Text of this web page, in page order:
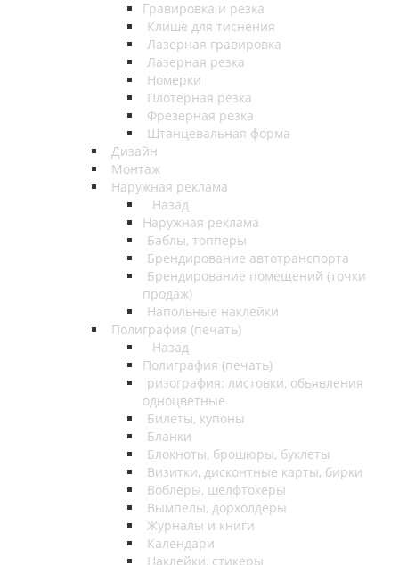
Гравировка и резка
Клише для тиснения
Лазерная гравировка
Лазерная резка
Номерки
Плотерная резка
Фрезерная резка
Штанцевальная форма
Дизайн
Монтаж
Наружная реклама
Назад
Наружная реклама
Баблы, топперы
Брендирование автотранспорта
Брендирование помещений (точки
продаж)
Напольные наклейки
Полиграфия (печать)
Назад
Полиграфия (печать)
ризография: листовки, обьявления
одноцветные
Билеты, купоны
Бланки
Блокноты, брошюры, буклеты
Визитки, дисконтные карты, бирки
Воблеры, шелфтокеры
Вымпелы, дорхолдеры
Журналы и книги
Календари
Наклейки, стикеры